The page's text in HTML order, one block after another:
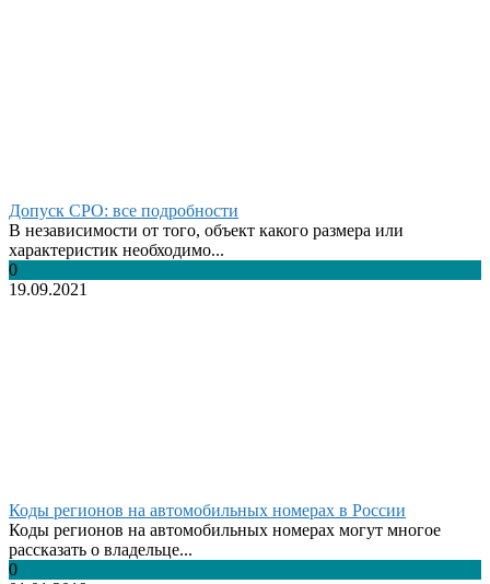
Допуск СРО: все подробности
В независимости от того, объект какого размера или
характеристик необходимо...
0
19.09.2021
Коды регионов на автомобильных номерах в России
Коды регионов на автомобильных номерах могут многое
рассказать о владельце...
0